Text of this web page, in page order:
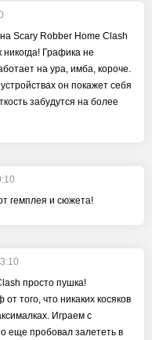
Scary Robber Home Clash
никогда! Графика не
на ура, имба, короче.
он покажет себя
забудутся на более
гемплея и сюжета!
просто пушка!
того, что никаких косяков
Играем с
еще пробовал залететь в